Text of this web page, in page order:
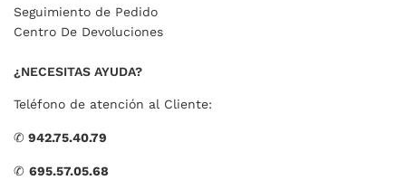
Seguimiento de Pedido
Centro De Devoluciones
¿NECESITAS AYUDA?
Teléfono de atención al Cliente:
✆ 942.75.40.79
✆ 695.57.05.68